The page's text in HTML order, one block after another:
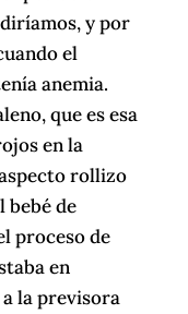
y por
el
anemia.
que es esa
en la
rollizo
bebé de
proceso de
en
la previsora